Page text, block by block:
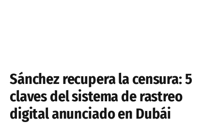
Sánchez recupera la censura: 5
claves del sistema de rastreo
digital anunciado en Dubái